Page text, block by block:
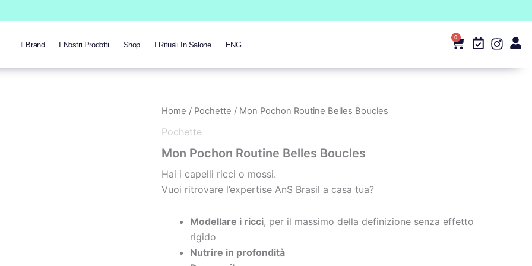
Il Brand I Nostri Prodotti Shop I Rituali In Salone ENG
0
Carrello
Home / Pochette / Mon Pochon Routine Belles Boucles
Pochette
Mon Pochon Routine Belles Boucles
Hai i capelli ricci o mossi.
Vuoi ritrovare l’expertise AnS Brasil a casa tua?
Modellare i ricci, per il massimo della definizione senza effetto
rigido
Nutrire in profondità